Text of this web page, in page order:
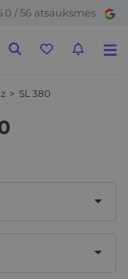
/ 56 atsauksmes
SL 380